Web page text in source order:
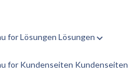
for Lösungen Lösungen
for Kundenseiten Kundenseiten